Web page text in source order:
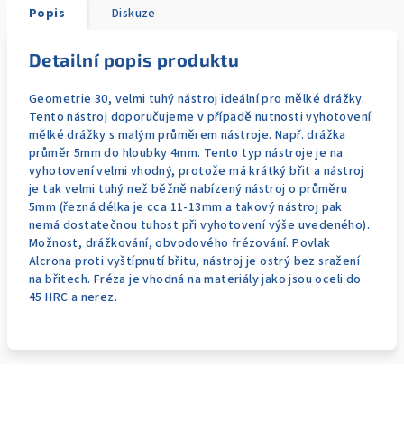
Popis Diskuze
Detailní popis produktu
Geometrie 30, velmi tuhý nástroj ideální pro mělké drážky.
Tento nástroj doporučujeme v případě nutnosti vyhotovení
mělké drážky s malým průměrem nástroje. Např. drážka
průměr 5mm do hloubky 4mm. Tento typ nástroje je na
vyhotovení velmi vhodný, protože má krátký břit a nástroj
je tak velmi tuhý než běžně nabízený nástroj o průměru
5mm (řezná délka je cca 11-13mm a takový nástroj pak
nemá dostatečnou tuhost při vyhotovení výše uvedeného).
Možnost, drážkování, obvodového frézování. Povlak
Alcrona proti vyštípnutí břitu, nástroj je ostrý bez sražení
na břitech. Fréza je vhodná na materiály jako jsou oceli do
45 HRC a nerez.